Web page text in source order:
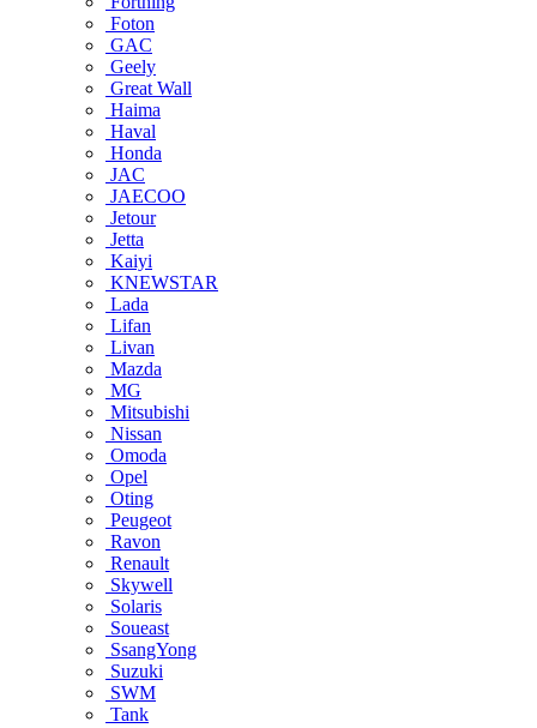
Foton
GAC
Geely
Great Wall
Haima
Haval
Honda
JAC
JAECOO
Jetour
Jetta
Kaiyi
KNEWSTAR
Lada
Lifan
Livan
Mazda
MG
Mitsubishi
Nissan
Omoda
Opel
Oting
Peugeot
Ravon
Renault
Skywell
Solaris
Soueast
SsangYong
Suzuki
SWM
Tank